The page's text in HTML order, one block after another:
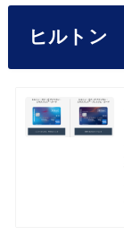
ヒルトン